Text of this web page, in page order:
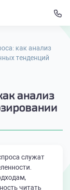
как анализ
тенденций
анализ
служат
читать